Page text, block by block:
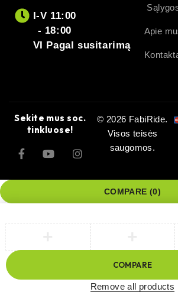
I-V 11:00
- 18:00
VI Pagal susitarimą
Apie
Sekite mus soc.
tinkluose!
© 2026 FabiRide.
Visos teisės
saugomos.
COMPARE (0)
COMPARE
Remove all products